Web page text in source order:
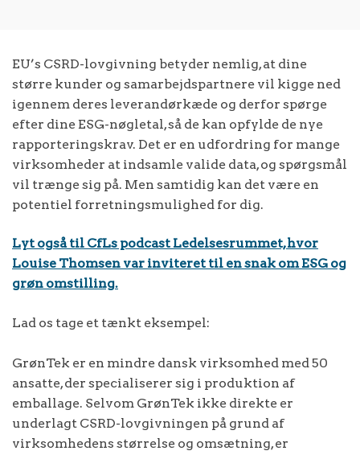
EU’s CSRD-lovgivning betyder nemlig, at dine
større kunder og samarbejdspartnere vil kigge ned
igennem deres leverandørkæde og derfor spørge
efter dine ESG-nøgletal, så de kan opfylde de nye
rapporteringskrav. Det er en udfordring for mange
virksomheder at indsamle valide data, og spørgsmål
vil trænge sig på. Men samtidig kan det være en
potentiel forretningsmulighed for dig.
Lyt også til CfLs podcast Ledelsesrummet, hvor
Louise Thomsen var inviteret til en snak om ESG og
grøn omstilling.
Lad os tage et tænkt eksempel:
GrønTek er en mindre dansk virksomhed med 50
ansatte, der specialiserer sig i produktion af
emballage. Selvom GrønTek ikke direkte er
underlagt CSRD-lovgivningen på grund af
virksomhedens størrelse og omsætning, er